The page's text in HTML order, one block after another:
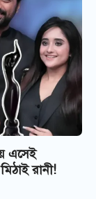
এসেই
রানী!